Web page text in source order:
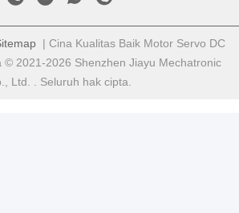
| Cina Kualitas Baik Motor Servo DC
© 2021-2026 Shenzhen Jiayu Mechatronic
Ltd. . Seluruh hak cipta.